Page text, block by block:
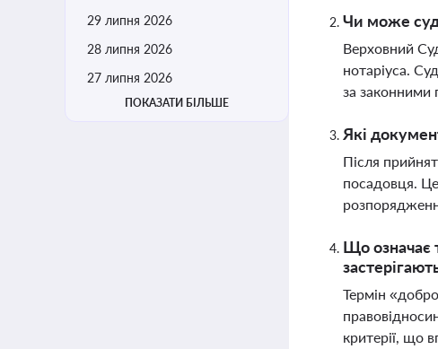
29 липня 2026
28 липня 2026
27 липня 2026
ПОКАЗАТИ БІЛЬШЕ
Чи може суд
Верховний
нотаріуса.
за законними
Які
Після
посадовця.
Що означає
Термін
критерії, що